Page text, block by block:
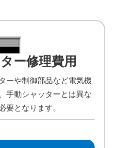
ー修理費用
ーや制御部品など電気機
手動シャッターとは異な
要となります。